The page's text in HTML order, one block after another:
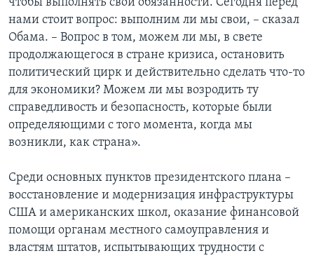
чтобы выполнять свои обязанности. Сегодня перед
нами стоит вопрос: выполним ли мы свои, – сказал
Обама. – Вопрос в том, можем ли мы, в свете
продолжающегося в стране кризиса, остановить
политический цирк и действительно сделать что-то
для экономики? Можем ли мы возродить ту
справедливость и безопасность, которые были
определяющими с того момента, когда мы
возникли, как страна».
Среди основных пунктов президентского плана –
восстановление и модернизация инфраструктуры
США и американских школ, оказание финансовой
помощи органам местного самоуправления и
властям штатов, испытывающих трудности с